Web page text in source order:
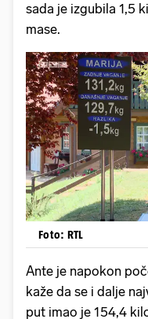
sada je izgubila 1,5
mase.
Foto: RTL
Ante je napokon
kaže da se i dalje
put imao je 154,4